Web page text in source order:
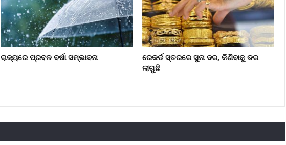
ରାଜ୍ୟରେ ପ୍ରବଳ ବର୍ଷା ସମ୍ଭାବନା
ରେକର୍ଡ ସ୍ତରରେ ସୁନା ଦର, କିଣିବାକୁ ଡର
ଲାଗୁଛି